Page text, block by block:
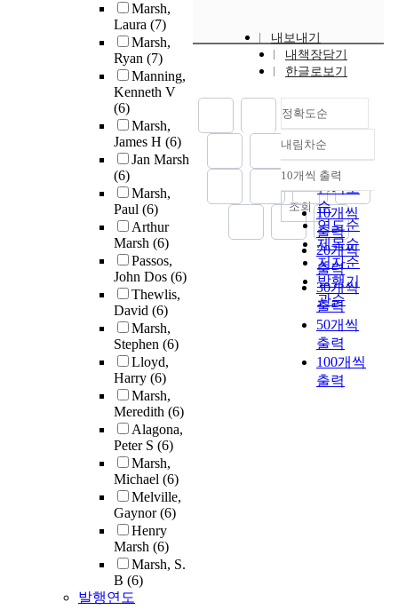
Marsh,
Laura (7)
Marsh,
Ryan (7)
Manning,
Kenneth V
(6)
Marsh,
James H (6)
Jan Marsh
(6)
Marsh,
Paul (6)
Arthur
Marsh (6)
Passos,
John Dos (6)
Thewlis,
David (6)
Marsh,
Stephen (6)
Lloyd,
Harry (6)
Marsh,
Meredith (6)
Alagona,
Peter S (6)
Marsh,
Michael (6)
Melville,
Gaynor(6)
Henry
Marsh (6)
Marsh, S.
B (6)
발행연도
내보내기
내책장담기
한글로보기
정확도순
정확도
순
인기도
순
연도순
제목순
저자순
발행기
관순
내림차순
내림차순
10개씩 출력
10개씩
출력
20개씩
출력
30개씩
출력
50개씩
출력
100개씩
출력
조회